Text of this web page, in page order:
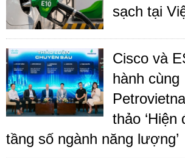
sạch tại
Cisco và
hành cùng
thảo ‘Hiện
tầng số ngành năng lượng’